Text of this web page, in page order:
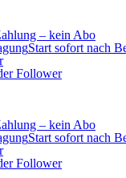
– kein Abo
Start sofort nach
Follower
– kein Abo
Start sofort nach
Follower